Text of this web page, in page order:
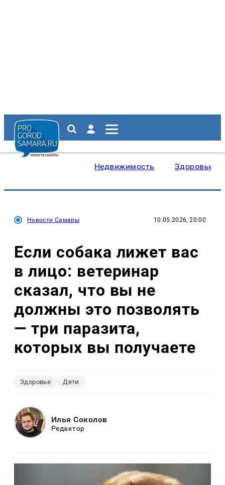
Недвижимость Здоровье
Новости Самары 10.05.2026, 20:00
Если собака лижет вас
в лицо: ветеринар
сказал, что вы не
должны это позволять
— три паразита,
которых вы получаете
Здоровье Дети
Илья Соколов
Редактор